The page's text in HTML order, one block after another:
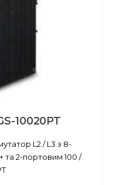
10020PT
L2 / L3 з 8-
та 2-портовим 100 /